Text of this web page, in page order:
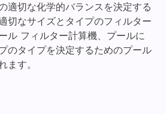
適切な化学的バランスを決定する
切なサイズとタイプのフィルター
ル フィルター計算機、プールに
のタイプを決定するためのプール
ます。